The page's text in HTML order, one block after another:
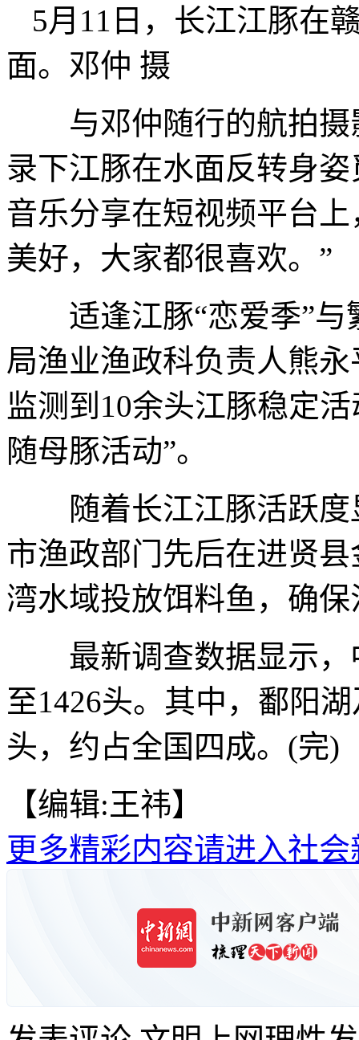
5月11日，长江江豚在
面。邓仲 摄
与邓仲随行的航拍摄
录下江豚在水面反转身
音乐分享在短视频平台
美好，大家都很喜欢。”
适逢江豚“恋爱季”与
局渔业渔政科负责人熊
监测到10余头江豚稳定
随母豚活动”。
随着长江江豚活跃度
市渔政部门先后在进贤
湾水域投放饵料鱼，确保
最新调查数据显示，
至1426头。其中，鄱阳
头，约占全国四成。(完)
【编辑:王祎】
更多精彩内容请进入社会